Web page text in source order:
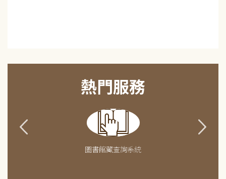
熱門服務
圖書館藏查詢系統